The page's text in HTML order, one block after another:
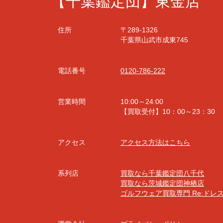
住所
〒289-1326
千葉県山武市成東745
電話番号 0120-786-222
営業時間
10:00～24:00
【買取受付】10：00～23：30
アクセス アクセス方法はこちら
系列店
買取なら千葉鑑定団八千代
買取なら茨城鑑定団神栖店
ゴルフウェア買取専門 Re:ドレ